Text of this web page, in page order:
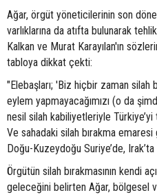
Ağar, örgüt yöneticilerinin son
varlıklarına da atıfta bulunarak
Kalkan ve Murat Karayılan'ın
tabloya dikkat çekti:
"Elebaşları; 'Biz hiçbir zaman silah
eylem yapmayacağımızı (o da
nesil silah kabiliyetleriyle
Ve sahadaki silah bırakma emaresi
Doğu-Kuzeydoğu Suriye’de, Irak’ta
Örgütün silah bırakmasının kendi
geleceğini belirten Ağar, bölgesel